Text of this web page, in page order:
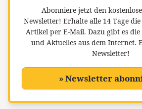
Abonniere jetzt den
Newsletter! Erhalte alle 14 Tage
Artikel per E-Mail. Dazu gibt es die
und Aktuelles aus dem Internet.
Newsletter!
» Newsletter